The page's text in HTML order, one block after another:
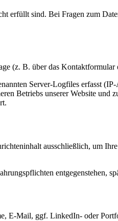
erfüllt sind. Bei Fragen zum
(z. B. über das
Server-Logfiles erfasst
Betriebs unserer Website
ausschließlich, um
entgegenstehen,
E-Mail, ggf. LinkedIn- oder